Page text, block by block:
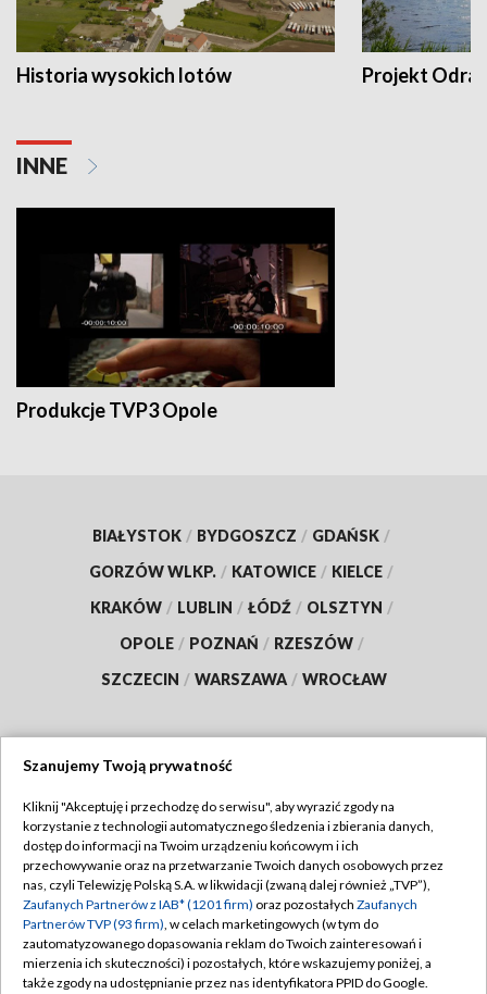
Historia wysokich lotów Projekt Odra
INNE
Produkcje TVP3 Opole
BIAŁYSTOK / BYDGOSZCZ / GDAŃSK /
GORZÓW WLKP. / KATOWICE / KIELCE /
KRAKÓW / LUBLIN / ŁÓDŹ / OLSZTYN /
OPOLE / POZNAŃ / RZESZÓW /
SZCZECIN / WARSZAWA / WROCŁAW
TVP
Abonament TVP
Emisja w TVP
Centrum informacji TVP
Naziemna Telewizja Cyfrowa
Regulamin TVP
Polityka prywatności
Moje zgody
Pomoc
Szanujemy Twoją prywatność
Kliknij "Akceptuję i przechodzę do serwisu", aby wyrazić zgody na
korzystanie z technologii automatycznego śledzenia i zbierania danych,
dostęp do informacji na Twoim urządzeniu końcowym i ich
przechowywanie oraz na przetwarzanie Twoich danych osobowych przez
nas, czyli Telewizję Polską S.A. w likwidacji (zwaną dalej również „TVP”),
Zaufanych Partnerów z IAB* (1201 firm) oraz pozostałych Zaufanych
Partnerów TVP (93 firm), w celach marketingowych (w tym do
zautomatyzowanego dopasowania reklam do Twoich zainteresowań i
mierzenia ich skuteczności) i pozostałych, które wskazujemy poniżej, a
także zgody na udostępnianie przez nas identyfikatora PPID do Google.